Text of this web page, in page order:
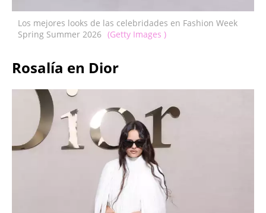
Los mejores looks de las celebridades en Fashion Week
Spring Summer 2026 (Getty Images )
Rosalía en Dior